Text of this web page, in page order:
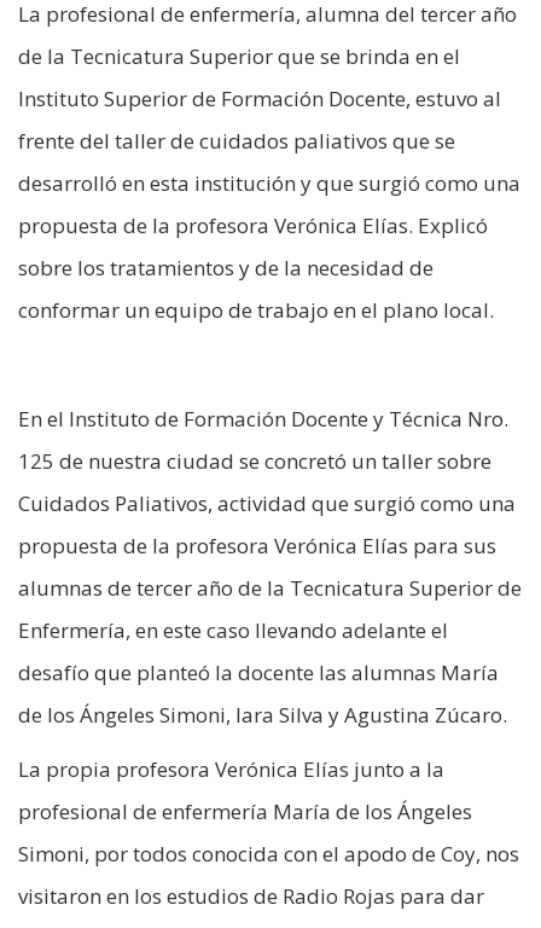
La profesional de enfermería, alumna del tercer año
de la Tecnicatura Superior que se brinda en el
Instituto Superior de Formación Docente, estuvo al
frente del taller de cuidados paliativos que se
desarrolló en esta institución y que surgió como una
propuesta de la profesora Verónica Elías. Explicó
sobre los tratamientos y de la necesidad de
conformar un equipo de trabajo en el plano local.
En el Instituto de Formación Docente y Técnica Nro.
125 de nuestra ciudad se concretó un taller sobre
Cuidados Paliativos, actividad que surgió como una
propuesta de la profesora Verónica Elías para sus
alumnas de tercer año de la Tecnicatura Superior de
Enfermería, en este caso llevando adelante el
desafío que planteó la docente las alumnas María
de los Ángeles Simoni, Iara Silva y Agustina Zúcaro.
La propia profesora Verónica Elías junto a la
profesional de enfermería María de los Ángeles
Simoni, por todos conocida con el apodo de Coy, nos
visitaron en los estudios de Radio Rojas para dar